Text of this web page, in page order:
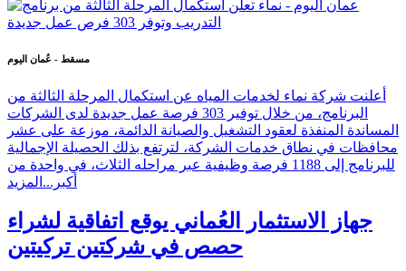
مسقط - عُمان اليوم
أعلنت شركة نماء لخدمات المياه عن استكمال المرحلة الثالثة من
البرنامج، من خلال توفير 303 فرصة عمل جديدة لدى الشركات
المساندة المنفذة لعقود التشغيل والصيانة الدائمة، موزعة على عشر
محافظات في نطاق خدمات الشركة، لترتفع بذلك الحصيلة الإجمالية
للبرنامج إلى 1188 فرصة وظيفية عبر مراحله الثلاث، في واحدة من
أكبر... المزيد
جهاز الاستثمار العُماني يوقع اتفاقية لشراء
حصص في شركتين تركيتين